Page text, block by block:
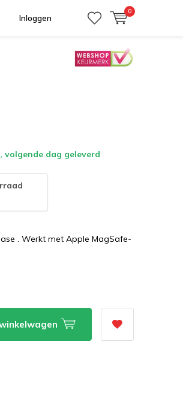
Inloggen
0
volgende dag geleverd
. Werkt met Apple MagSafe-